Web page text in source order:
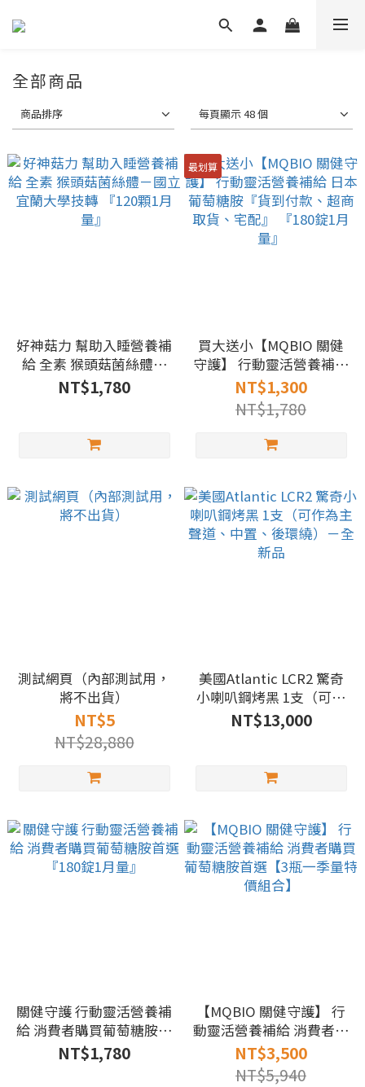
全部商品
商品排序 每頁顯示 48 個
好神菇力 幫助入睡營養補
給 全素 猴頭菇菌絲體－
國立宜蘭大學技轉 『120
顆1月量』
NT$1,780
最划算
買大送小【MQBIO 關健
守護】 行動靈活營養補給
日本葡萄糖胺『貨到付
款、超商取貨、宅配』
『180錠1月量』
NT$1,300
NT$1,780
測試網頁（內部測試用，
將不出貨）
NT$5
NT$28,880
美國Atlantic LCR2 驚奇
小喇叭鋼烤黑 1支（可作
為主聲道、中置、後環
繞）－全新品
NT$13,000
關健守護 行動靈活營養補
給 消費者購買葡萄糖胺首
選 『180錠1月量』
NT$1,780
【MQBIO 關健守護】 行
動靈活營養補給 消費者購
買葡萄糖胺首選【3瓶一
季量特價組合】
NT$3,500
NT$5,940